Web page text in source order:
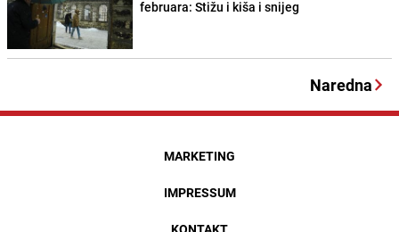
februara: Stižu i kiša i snijeg
Naredna
MARKETING
IMPRESSUM